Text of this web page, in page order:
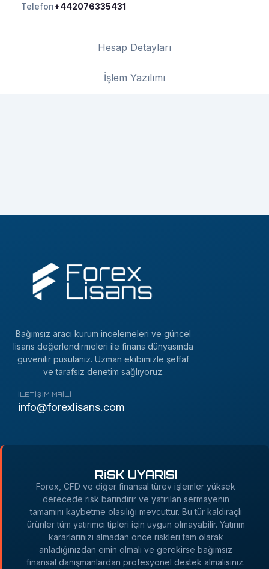
Hesap Detayları
İşlem Yazılımı
Telefon+442076335431
Bağımsız aracı kurum incelemeleri ve güncel
lisans değerlendirmeleri ile finans dünyasında
güvenilir pusulanız. Uzman ekibimizle şeffaf
ve tarafsız denetim sağlıyoruz.
İLETIŞIM MAILI
info@forexlisans.com
RİSK UYARISI
Forex, CFD ve diğer finansal türev işlemler yüksek
derecede risk barındırır ve yatırılan sermayenin
tamamını kaybetme olasılığı mevcuttur. Bu tür kaldıraçlı
ürünler tüm yatırımcı tipleri için uygun olmayabilir. Yatırım
kararlarınızı almadan önce riskleri tam olarak
anladığınızdan emin olmalı ve gerekirse bağımsız
finansal danışmanlardan profesyonel destek almalısınız.